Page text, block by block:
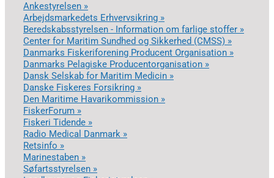
Ankestyrelsen »
Arbejdsmarkedets Erhvervsikring »
Beredskabsstyrelsen - Information om farlige stoffer »
Center for Maritim Sundhed og Sikkerhed (CMSS) »
Danmarks Fiskeriforening Producent Organisation »
Danmarks Pelagiske Producentorganisation »
Dansk Selskab for Maritim Medicin »
Danske Fiskeres Forsikring »
Den Maritime Havarikommission »
FiskerForum »
Fiskeri Tidende »
Radio Medical Danmark »
Retsinfo »
Marinestaben »
Søfartsstyrelsen »